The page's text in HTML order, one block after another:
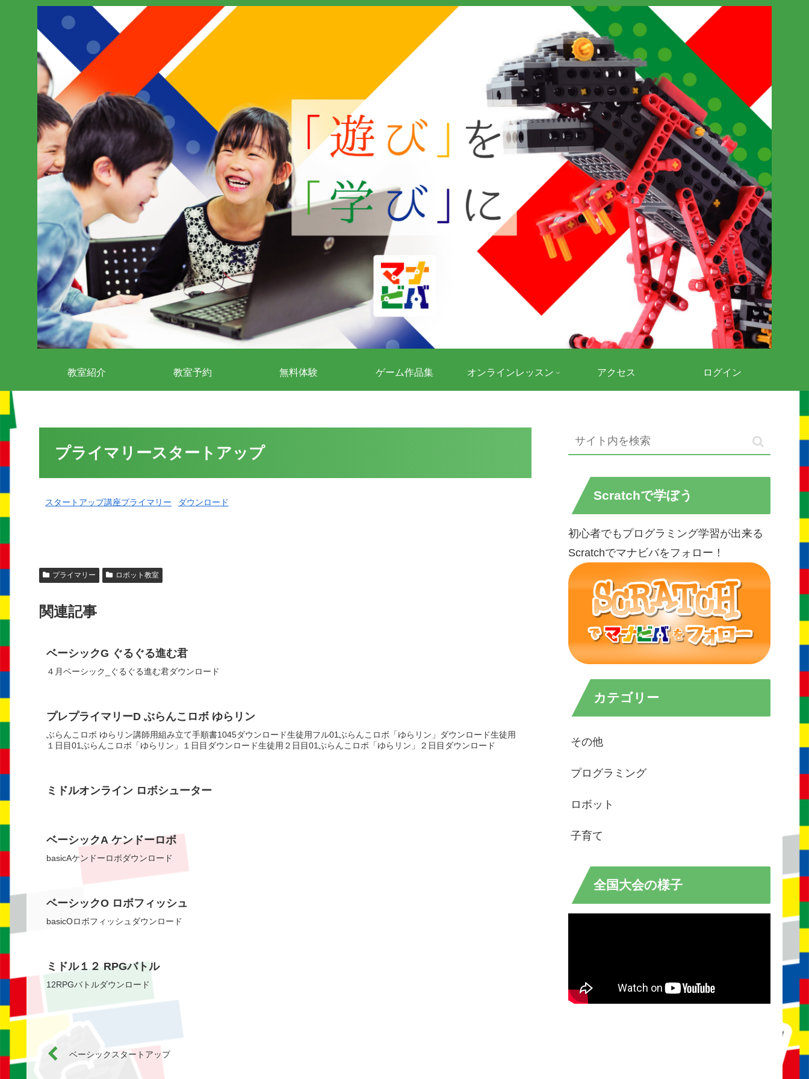
教室紹介 教室予約 無料体験 ゲーム作品集 オンラインレッスン アクセス ログイン
プライマリースタートアップ
スタートアップ講座プライマリー ダウンロード
プライマリー ロボット教室
関連記事
ベーシックG ぐるぐる進む君
４月ベーシック_ぐるぐる進む君ダウンロード
プレプライマリーD ぶらんこロボ ゆらリン
ぶらんこロボ ゆらリン講師用組み立て手順書1045ダウンロード生徒用フル01ぶらんこロボ「ゆらリン」ダウンロード生徒用
１日目01ぶらんこロボ「ゆらリン」１日目ダウンロード生徒用２日目01ぶらんこロボ「ゆらリン」２日目ダウンロード
ミドルオンライン ロボシューター
ベーシックA ケンドーロボ
basicAケンドーロボダウンロード
ベーシックO ロボフィッシュ
basicOロボフィッシュダウンロード
ミドル１２ RPGバトル
12RPGバトルダウンロード
ベーシックスタートアップ
Scratchで学ぼう
初心者でもプログラミング学習が出来る
Scratchでマナビバをフォロー！
カテゴリー
その他
プログラミング
ロボット
子育て
全国大会の様子